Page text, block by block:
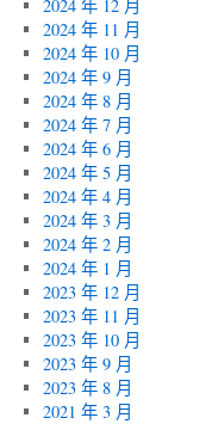
2024 年 12 月
2024 年 11 月
2024 年 10 月
2024 年 9 月
2024 年 8 月
2024 年 7 月
2024 年 6 月
2024 年 5 月
2024 年 4 月
2024 年 3 月
2024 年 2 月
2024 年 1 月
2023 年 12 月
2023 年 11 月
2023 年 10 月
2023 年 9 月
2023 年 8 月
2021 年 3 月